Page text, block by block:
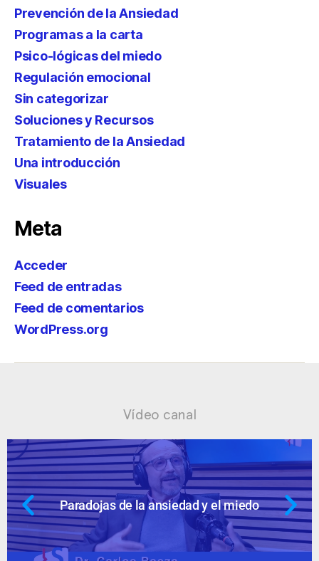
Prevención de la Ansiedad
Programas a la carta
Psico-lógicas del miedo
Regulación emocional
Sin categorizar
Soluciones y Recursos
Tratamiento de la Ansiedad
Una introducción
Visuales
Meta
Acceder
Feed de entradas
Feed de comentarios
WordPress.org
Vídeo canal
y el miedo Ansiedad: